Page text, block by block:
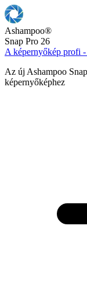
Ashampoo®
Snap Pro 26
A képernyőkép profi
Az új Ashampoo
képernyőképhez